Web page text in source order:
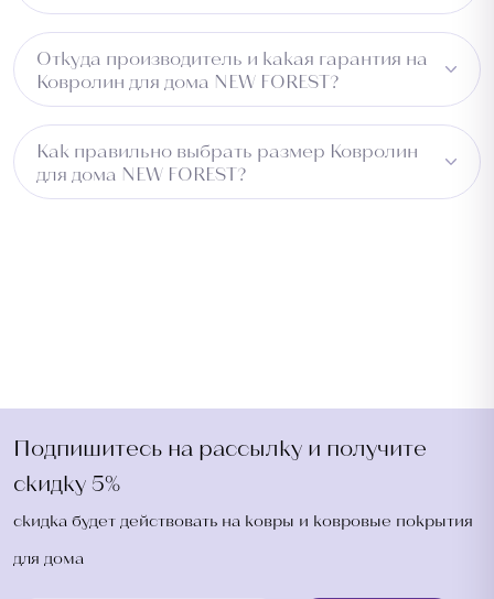
влажных зон рекомендуем уточнить у менеджера.
Откуда производитель и какая гарантия на
Ковролин для дома NEW FOREST?
предоставляется гарантия от завода-производителя.
Возврат возможен в течение 14 дней при сохранении
товарного вида.
Как правильно выбрать размер Ковролин
для дома NEW FOREST?
Подпишитесь на рассылку и получите
скидку 5%
скидка будет действовать на ковры и ковровые покрытия
для дома